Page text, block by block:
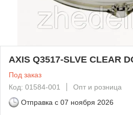
AXIS Q3517-SLVE CLEAR
Под заказ
Код: 01584-001
Опт и розница
Отправка с 07 ноября 2026